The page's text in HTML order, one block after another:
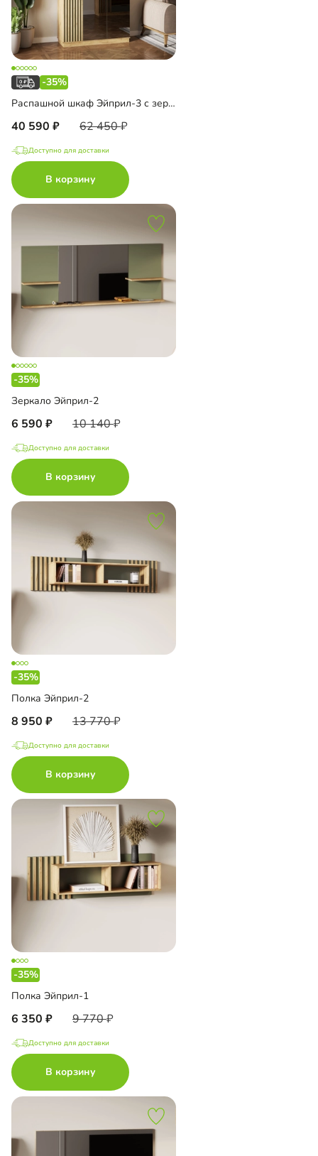
-35%
Распашной шкаф Эйприл-3 с зеркалом
40 590 62 450
Доступно для доставки
В корзину
-35%
Зеркало Эйприл-2
6 590 10 140
Доступно для доставки
В корзину
-35%
Полка Эйприл-2
8 950 13 770
Доступно для доставки
В корзину
-35%
Полка Эйприл-1
6 350 9 770
Доступно для доставки
В корзину